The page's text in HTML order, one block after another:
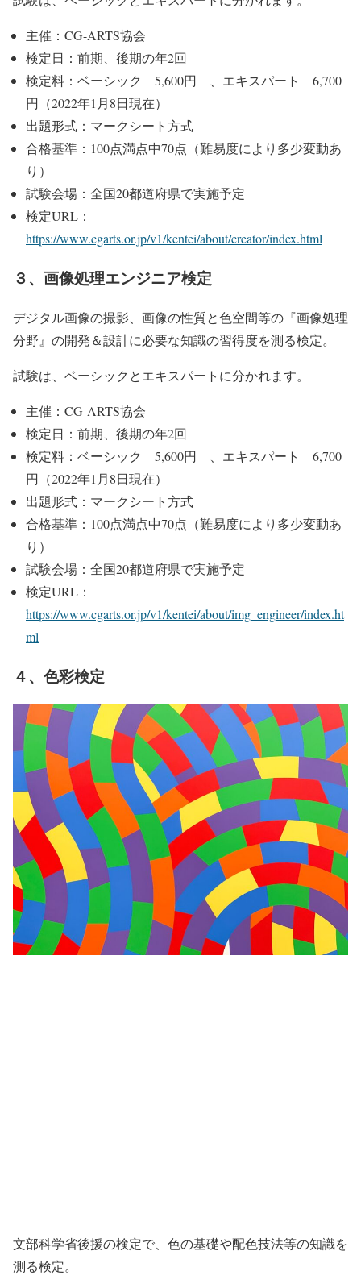
主催：CG-ARTS協会
検定日：前期、後期の年2回
検定料：ベーシック 5,600円 、エキスパート 6,700
円（2022年1月8日現在）
出題形式：マークシート方式
合格基準：100点満点中70点（難易度により多少変動あ
り）
試験会場：全国20都道府県で実施予定
検定URL：
https://www.cgarts.or.jp/v1/kentei/about/creator/index.html
３、画像処理エンジニア検定
デジタル画像の撮影、画像の性質と色空間等の『画像処理
分野』の開発＆設計に必要な知識の習得度を測る検定。
試験は、ベーシックとエキスパートに分かれます。
主催：CG-ARTS協会
検定日：前期、後期の年2回
検定料：ベーシック 5,600円 、エキスパート 6,700
円（2022年1月8日現在）
出題形式：マークシート方式
合格基準：100点満点中70点（難易度により多少変動あ
り）
試験会場：全国20都道府県で実施予定
検定URL：
https://www.cgarts.or.jp/v1/kentei/about/img_engineer/index.ht
ml
４、色彩検定
文部科学省後援の検定で、色の基礎や配色技法等の知識を
測る検定。